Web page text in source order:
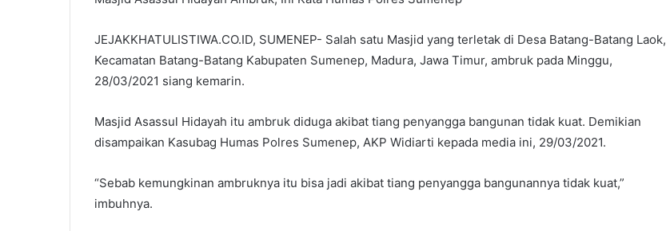
JEJAKKHATULISTIWA.CO.ID, SUMENEP- Salah satu Masjid yang terletak di Desa Batang-Batang Laok,
Kecamatan Batang-Batang Kabupaten Sumenep, Madura, Jawa Timur, ambruk pada Minggu,
28/03/2021 siang kemarin.
Masjid Asassul Hidayah itu ambruk diduga akibat tiang penyangga bangunan tidak kuat. Demikian
disampaikan Kasubag Humas Polres Sumenep, AKP Widiarti kepada media ini, 29/03/2021.
“Sebab kemungkinan ambruknya itu bisa jadi akibat tiang penyangga bangunannya tidak kuat,”
imbuhnya.